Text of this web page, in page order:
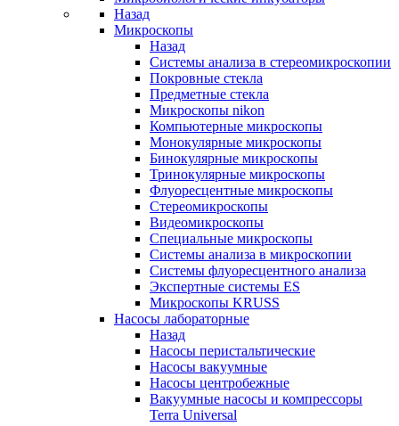
Назад
Микроскопы
Назад
Системы анализа в стереомикроскопии
Покровные стекла
Предметные стекла
Микроскопы nikon
Компьютерные микроскопы
Монокулярные микроскопы
Бинокулярные микроскопы
Тринокулярные микроскопы
Флуоресцентные микроскопы
Стереомикроскопы
Видеомикроскопы
Специальные микроскопы
Системы анализа в микроскопии
Системы флуоресцентного анализа
Экспертные системы ES
Микроскопы KRUSS
Насосы лабораторные
Назад
Насосы перистальтические
Насосы вакуумные
Насосы центробежные
Вакуумные насосы и компрессоры
Terra Universal